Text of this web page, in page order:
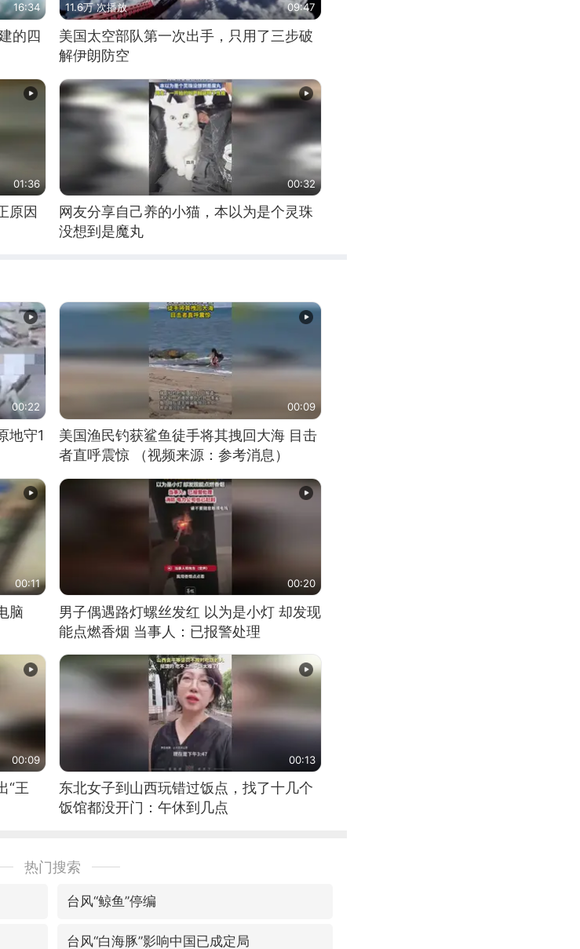
16:34
的四
11.6万 次播放 09:47
美国太空部队第一次出手，只用了三步破
解伊朗防空
01:36
原因
00:32
网友分享自己养的小猫，本以为是个灵珠
没想到是魔丸
00:22
地守1
00:09
美国渔民钓获鲨鱼徒手将其拽回大海 目击
者直呼震惊 （视频来源：参考消息）
00:11
脑
00:20
男子偶遇路灯螺丝发红 以为是小灯 却发现
能点燃香烟 当事人：已报警处理
00:09
“王
00:13
东北女子到山西玩错过饭点，找了十几个
饭馆都没开门：午休到几点
热门搜索
台风“鲸鱼”停编
台风“白海豚”影响中国已成定局